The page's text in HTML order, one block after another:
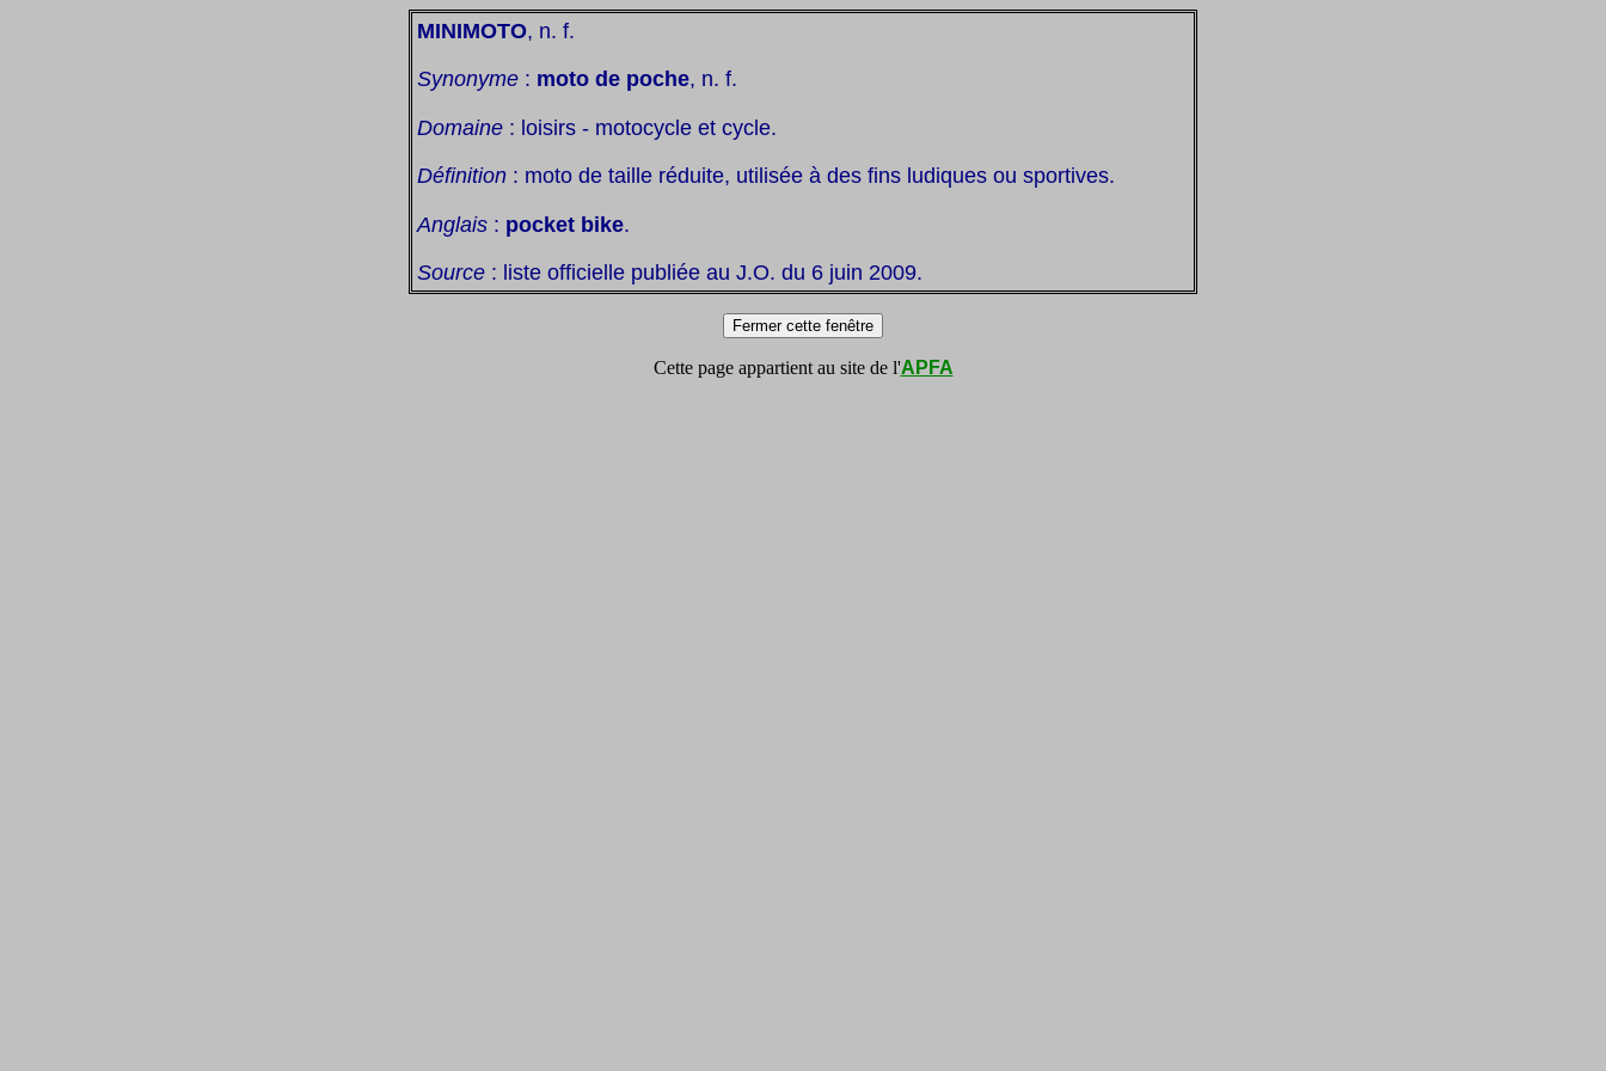
MINIMOTO, n. f.
Synonyme : moto de poche, n. f.
Domaine : loisirs - motocycle et cycle.
Définition : moto de taille réduite, utilisée à des fins ludiques ou sportives.
Anglais : pocket bike.
Source : liste officielle publiée au J.O. du 6 juin 2009.
Cette page appartient au site de l'APFA